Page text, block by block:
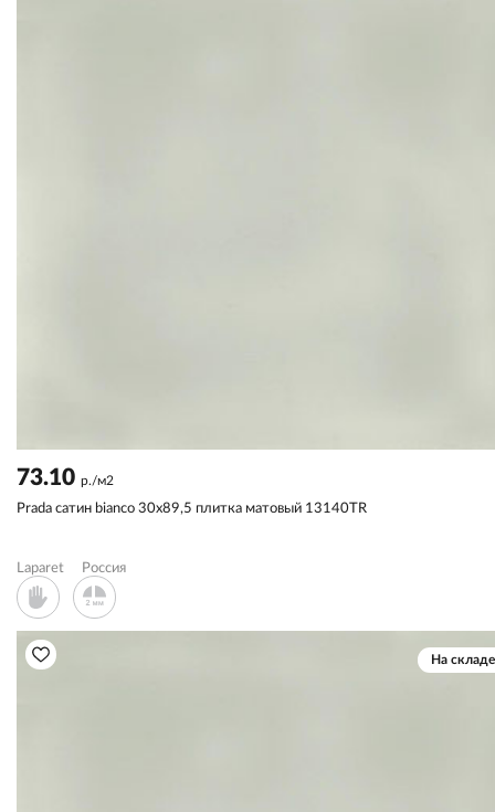
73.10 р./м2
Prada сатин bianco 30x89,5 плитка матовый 13140TR
Laparet Россия
На складе